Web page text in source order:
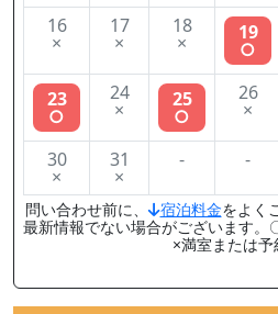
16
×
17
×
18
× 19
○
23
○
24
× 25
○
26
×
30
×
31
×
- -
問い合わせ前に、 宿泊料金をよく
最新情報でない場合がございます。
×満室または